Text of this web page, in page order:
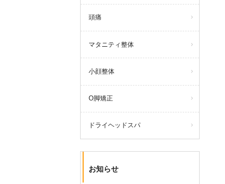
頭痛
マタニティ整体
小顔整体
O脚矯正
ドライヘッドスパ
お知らせ